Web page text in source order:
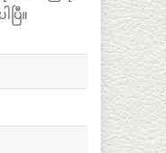
ပြီ။